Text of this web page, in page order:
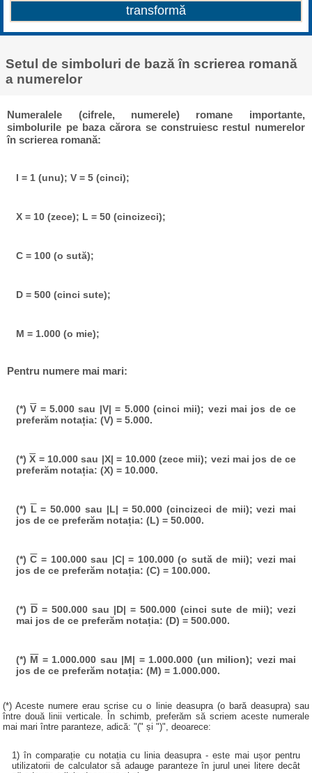
Setul de simboluri de bază în scrierea romană
a numerelor
Numeralele (cifrele, numerele) romane importante,
simbolurile pe baza cărora se construiesc restul numerelor
în scrierea romană:
I = 1 (unu); V = 5 (cinci);
X = 10 (zece); L = 50 (cincizeci);
C = 100 (o sută);
D = 500 (cinci sute);
M = 1.000 (o mie);
Pentru numere mai mari:
(*)V = 5.000 sau |V| = 5.000 (cinci mii); vezi mai jos de ce
preferăm notația: (V) = 5.000.
(*)X = 10.000 sau |X| = 10.000 (zece mii); vezi mai jos de ce
preferăm notația: (X) = 10.000.
(*) L = 50.000 sau |L| = 50.000 (cincizeci de mii); vezi mai
jos de ce preferăm notația: (L) = 50.000.
(*)C = 100.000 sau |C| = 100.000 (o sută de mii); vezi mai
jos de ce preferăm notația: (C) = 100.000.
(*) D= 500.000 sau |D| = 500.000 (cinci sute de mii); vezi
mai jos de ce preferăm notația: (D) = 500.000.
(*) M = 1.000.000 sau |M| = 1.000.000 (un milion); vezi mai
jos de ce preferăm notația: (M) = 1.000.000.
(*) Aceste numere erau scrise cu o linie deasupra (o bară deasupra) sau
între două linii verticale. În schimb, preferăm să scriem aceste numerale
mai mari între paranteze, adică: "(" și ")", deoarece:
1) în comparație cu notația cu linia deasupra - este mai ușor pentru
utilizatorii de calculator să adauge paranteze în jurul unei litere decât